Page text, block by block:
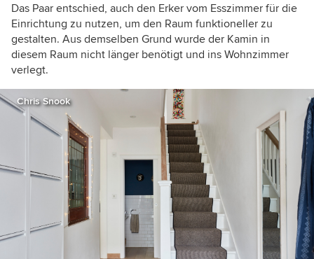
Das Paar entschied, auch den Erker vom Esszimmer für die
Einrichtung zu nutzen, um den Raum funktioneller zu
gestalten. Aus demselben Grund wurde der Kamin in
diesem Raum nicht länger benötigt und ins Wohnzimmer
verlegt.
Chris Snook